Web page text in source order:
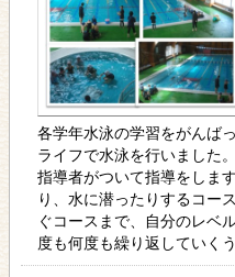
各学年水泳の学習をがんば
ライフで水泳を行いました
指導者がついて指導をしま
り、水に潜ったりするコー
ぐコースまで、自分のレベ
度も何度も繰り返していくう